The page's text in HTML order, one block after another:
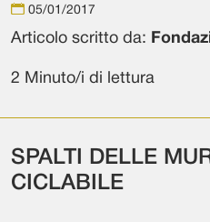
05/01/2017
Articolo scritto da:
2 Minuto/i di lettura
SPALTI DELLE
CICLABILE